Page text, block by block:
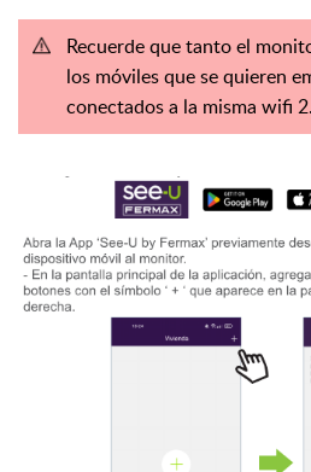
Recuerde que tanto el
los móviles que se quieren
conectados a la misma wifi